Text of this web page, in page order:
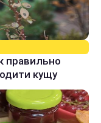
правильно
кущу